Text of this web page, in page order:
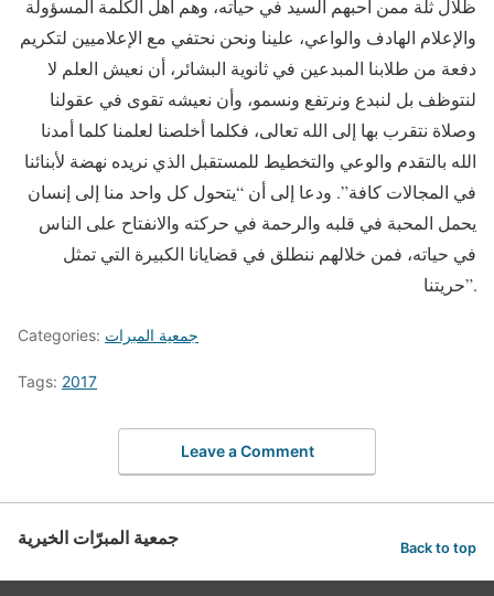
ظلال ثلة ممن أحبهم السيد في حياته، وهم أهل الكلمة المسؤولة
والإعلام الهادف والواعي، علينا ونحن نحتفي مع الإعلاميين لتكريم
دفعة من طلابنا المبدعين في ثانوية البشائر، أن نعيش العلم لا
لنتوظف بل لنبدع ونرتفع ونسمو، وأن نعيشه تقوى في عقولنا
وصلاة نتقرب بها إلى الله تعالى، فكلما أخلصنا لعلمنا كلما أمدنا
الله بالتقدم والوعي والتخطيط للمستقبل الذي نريده نهضة لأبنائنا
في المجالات كافة”. ودعا إلى أن “يتحول كل واحد منا إلى إنسان
يحمل المحبة في قلبه والرحمة في حركته والانفتاح على الناس
في حياته، فمن خلالهم ننطلق في قضايانا الكبيرة التي تمثل
حريتنا”.
Categories: جمعية المبرات
Tags: 2017
Leave a Comment
جمعية المبرّات الخيرية Back to top